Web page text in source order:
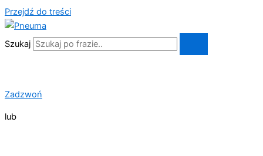
Przejdź do treści
Szukaj
Zadzwoń
lub